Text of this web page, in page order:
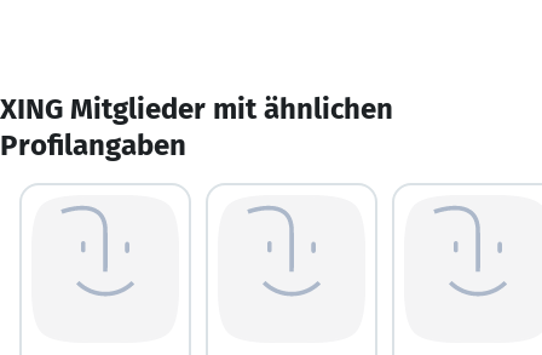
XING Mitglieder mit ähnlichen
Profilangaben